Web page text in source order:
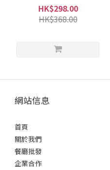
(2)
清
酒
型
爽
口
HK$298.00
HK$368.00
網站信息
首頁
關於我們
餐廳批發
企業合作